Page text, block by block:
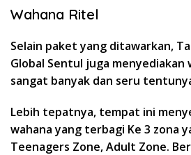
Wahana Ritel
Selain paket yang ditawarkan,
Global Sentul juga menyediakan
sangat banyak dan seru
Lebih tepatnya, tempat ini
wahana yang terbagi Ke 3 zona
Teenagers Zone, Adult Zone.